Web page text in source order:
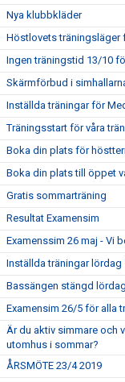
Nya klubbkläder
Höstlovets träningsläger
Ingen träningstid 13/10
Skärmförbud i
Inställda träningar för
Träningsstart för våra
Boka din plats för
Boka din plats till öppet
Gratis sommarträning
Resultat Examensim
Examenssim 26 maj - Vi
Inställda träningar lördag
Bassängen stängd
Examensim 26/5 för alla
Är du aktiv simmare och
utomhus i sommar?
ÅRSMÖTE 23/4 2019